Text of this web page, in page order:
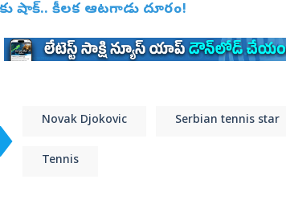
షాక్‌.. కీలక ఆటగాడు దూరం!
Novak Djokovic Serbian tennis star
Tennis